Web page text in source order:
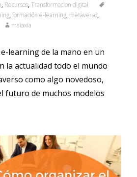
, Recursos,Transformacion digital
,formación e-learning, metaverso,
maiaxia
learning de la mano en un
la actualidad todo el mundo
como algo novedoso,
futuro de muchos modelos